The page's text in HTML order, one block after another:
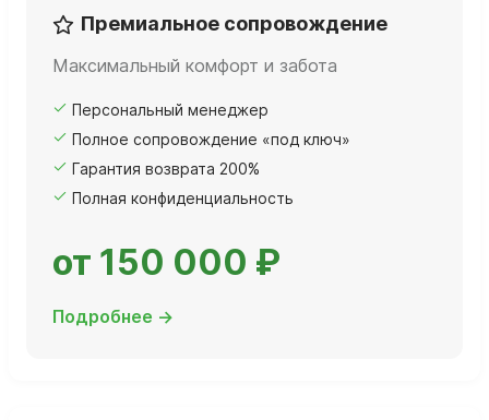
Премиальное сопровождение
Максимальный комфорт и забота
Персональный менеджер
Полное сопровождение «под ключ»
Гарантия возврата 200%
Полная конфиденциальность
от 150 000 ₽
Подробнее →